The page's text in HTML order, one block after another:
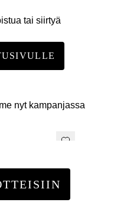
tai siirtyä
nyt kampanjassa